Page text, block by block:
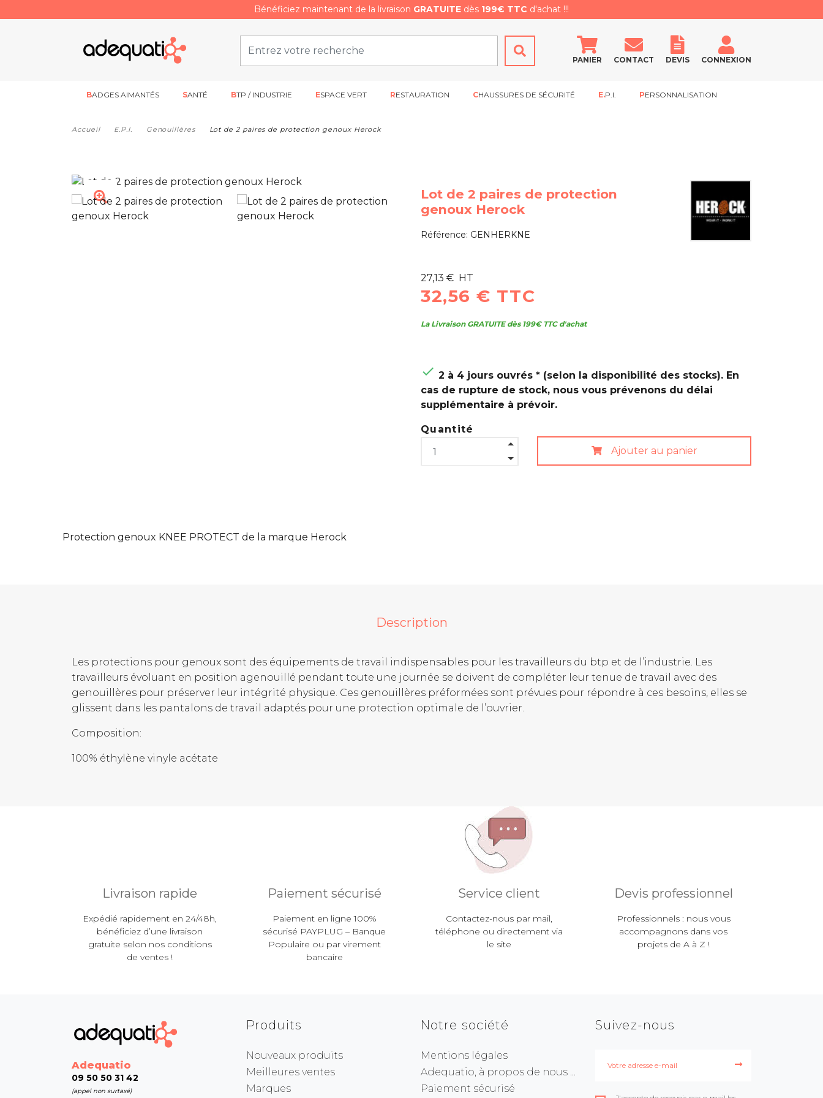
Bénéficiez maintenant de la livraison GRATUITE dès 199€ TTC d'achat !!!
PANIER CONTACT DEVIS CONNEXION
BADGES AIMANTÉS SANTÉ BTP / INDUSTRIE ESPACE VERT RESTAURATION CHAUSSURES DE SÉCURITÉ E.P.I. PERSONNALISATION
Accueil E.P.I. Genouillères Lot de 2 paires de protection genoux Herock
Lot de 2 paires de protection
genoux Herock
Référence: GENHERKNE
27,13 € HT
32,56 € TTC
La Livraison GRATUITE dès 199€ TTC d'achat
 2 à 4 jours ouvrés * (selon la disponibilité des stocks). En
cas de rupture de stock, nous vous prévenons du délai
supplémentaire à prévoir.
Quantité
Ajouter au panier
Protection genoux KNEE PROTECT de la marque Herock
Description
Les protections pour genoux sont des équipements de travail indispensables pour les travailleurs du btp et de l’industrie. Les
travailleurs évoluant en position agenouillé pendant toute une journée se doivent de compléter leur tenue de travail avec des
genouillères pour préserver leur intégrité physique. Ces genouillères préformées sont prévues pour répondre à ces besoins, elles se
glissent dans les pantalons de travail adaptés pour une protection optimale de l’ouvrier.
Composition:
100% éthylène vinyle acétate
Livraison rapide
Expédié rapidement en 24/48h,
bénéficiez d’une livraison
gratuite selon nos conditions
de ventes !
Paiement sécurisé
Paiement en ligne 100%
sécurisé PAYPLUG – Banque
Populaire ou par virement
bancaire
Service client
Contactez-nous par mail,
téléphone ou directement via
le site
Devis professionnel
Professionnels : nous vous
accompagnons dans vos
projets de A à Z !
Adequatio
09 50 50 31 42
(appel non surtaxé)
Produits
Nouveaux produits
Meilleures ventes
Marques
Notre société
Mentions légales
Adequatio, à propos de nous ...
Paiement sécurisé
Suivez-nous